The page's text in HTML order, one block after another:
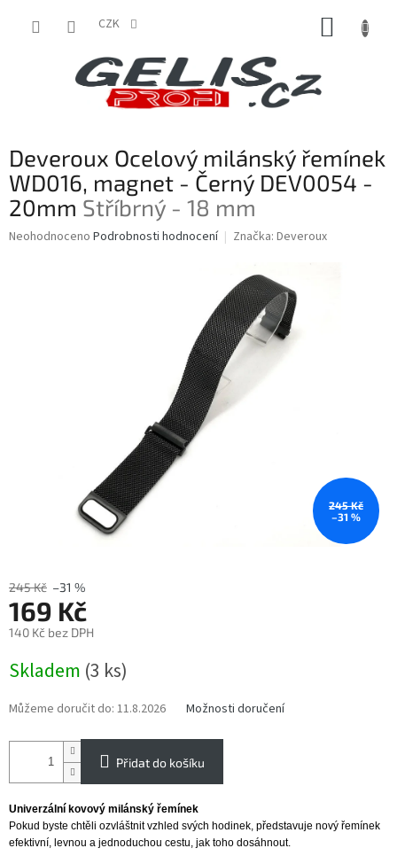
CZK
Deveroux Ocelový milánský řemínek
WD016, magnet - Černý DEV0054 -
20mm Stříbrný - 18 mm
Průměrné
Neohodnoceno Podrobnosti hodnocení Značka: Deveroux
245 Kč
–31 %
245 Kč –31 %
169 Kč
140 Kč bez DPH
cena:
Skladem (3 ks)
Můžeme doručit do: 11.8.2026 Možnosti doručení
Přidat do košíku
Univerzální kovový milánský řemínek
Pokud byste chtěli ozvláštnit vzhled svých hodinek, představuje nový řemínek
efektivní, levnou a jednoduchou cestu, jak toho dosáhnout.